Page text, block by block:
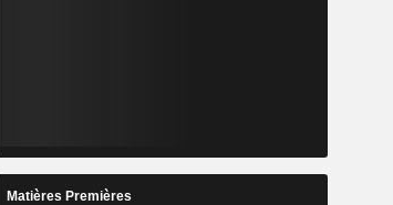
Matières Premières